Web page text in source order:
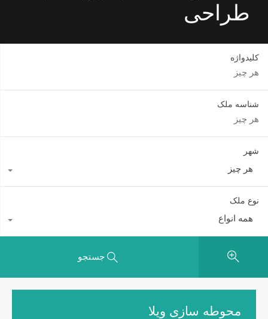
طراحی
کلیدواژه
شناسه ملک
شهر
هر چیز
نوع ملک
همه انواع
جستجو
محوطه سازی ویلا